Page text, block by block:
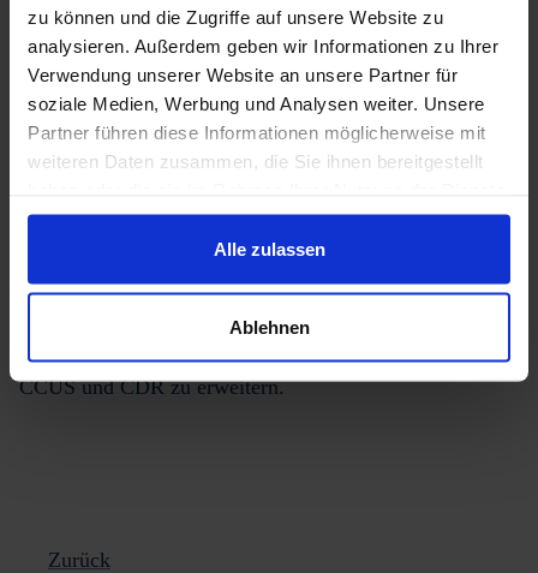
zu können und die Zugriffe auf unsere Website zu
analysieren. Außerdem geben wir Informationen zu Ihrer
Verwendung unserer Website an unsere Partner für
soziale Medien, Werbung und Analysen weiter. Unsere
Partner führen diese Informationen möglicherweise mit
weiteren Daten zusammen, die Sie ihnen bereitgestellt
gesammelt haben.
Alle zulassen
Ablehnen
Kontext im Fokus. Es ist von großer Bedeutung, das
Verständnis für diese Rahmenbedingungen zu schärfen.
Dabei werden Ihnen wertvolle Möglichkeiten aufgezeigt,
wie Sie als Akteur in diesem Bereich aktiv werden
können.
CCUS und CDR zu erweitern.
Zurück